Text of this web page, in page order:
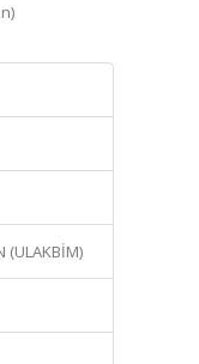
(ULAKBİM)